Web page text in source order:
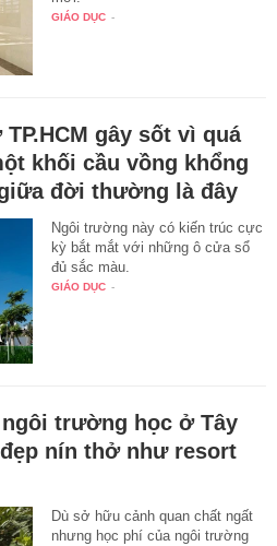
GIÁO DỤC -
gây sốt vì quá
khối cầu vồng khổng
đời thường là đây
Ngôi trường này có kiến trúc cực
kỳ bắt mắt với những ô cửa sổ
đủ sắc màu.
GIÁO DỤC -
trường học ở Tây
nín thở như resort
Dù sở hữu cảnh quan chất ngất
nhưng học phí của ngôi trường